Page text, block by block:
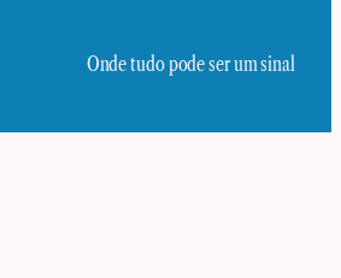
Onde tudo pode ser um sinal